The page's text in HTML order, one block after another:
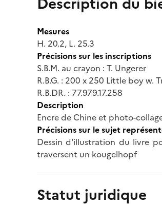
Mesures
H. 20.2, L. 25.3
Précisions sur les inscriptions
S.B.M. au crayon : T. Ungerer
R.B.G. : 200 x 250 Little boy w.
R.B.DR. : 77.979.17.258
Description
Encre de Chine et photo-
Précisions sur le sujet
Dessin d'illustration du livre
traversent un kougelhopf
Statut juridique